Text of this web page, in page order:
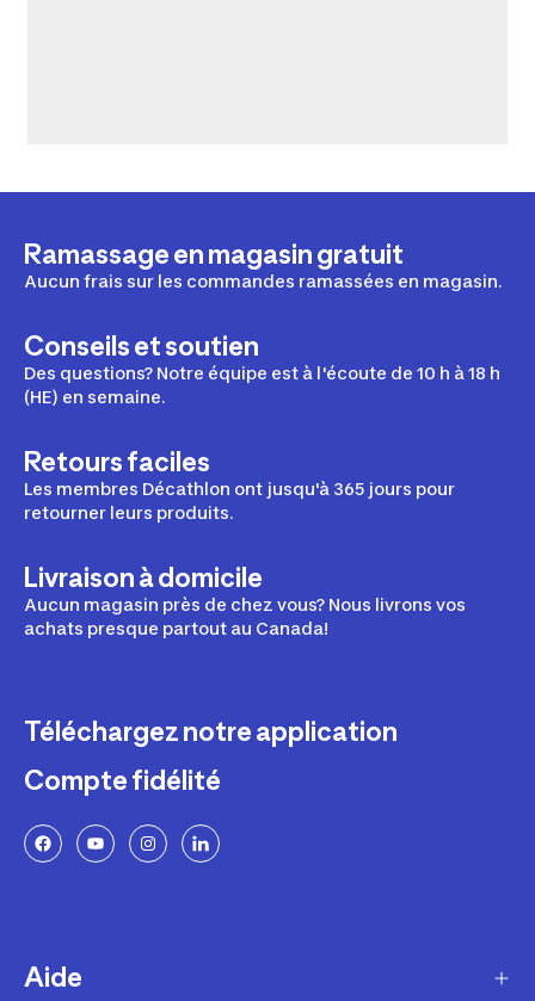
Ramassage en magasin gratuit
Aucun frais sur les commandes ramassées en magasin.
Conseils et soutien
Des questions? Notre équipe est à l'écoute de 10 h à 18 h
(HE) en semaine.
Retours faciles
Les membres Décathlon ont jusqu'à 365 jours pour
retourner leurs produits.
Livraison à domicile
Aucun magasin près de chez vous? Nous livrons vos
achats presque partout au Canada!
Téléchargez notre application
Compte fidélité
Aide